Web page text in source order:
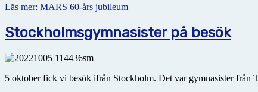
Läs mer: MARS 60-års jubileum
Stockholmsgymnasister på besök
5 oktober fick vi besök ifrån Stockholm. Det var gymnasister från